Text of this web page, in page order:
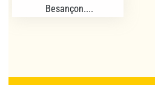
Besançon....